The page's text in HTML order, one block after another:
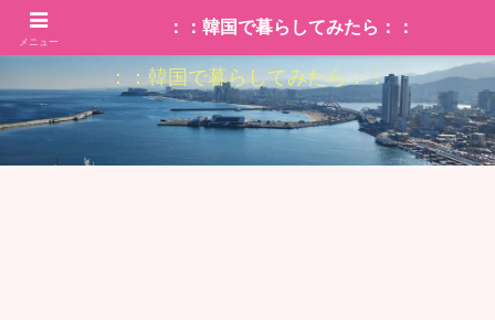
：：韓国で暮らしてみたら：：
メニュー
：：韓国で暮らしてみたら：：